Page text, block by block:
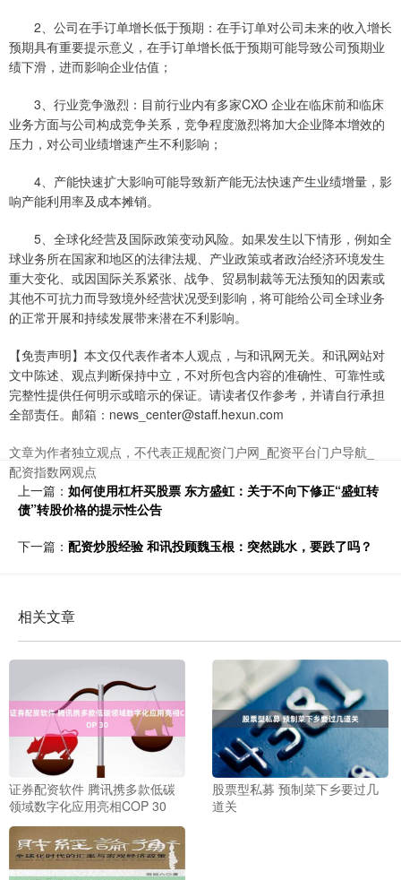
2、公司在手订单增长低于预期：在手订单对公司未来的收入增长
预期具有重要提示意义，在手订单增长低于预期可能导致公司预期业
绩下滑，进而影响企业估值；
3、行业竞争激烈：目前行业内有多家CXO 企业在临床前和临床
业务方面与公司构成竞争关系，竞争程度激烈将加大企业降本增效的
压力，对公司业绩增速产生不利影响；
4、产能快速扩大影响可能导致新产能无法快速产生业绩增量，影
响产能利用率及成本摊销。
5、全球化经营及国际政策变动风险。如果发生以下情形，例如全
球业务所在国家和地区的法律法规、产业政策或者政治经济环境发生
重大变化、或因国际关系紧张、战争、贸易制裁等无法预知的因素或
其他不可抗力而导致境外经营状况受到影响，将可能给公司全球业务
的正常开展和持续发展带来潜在不利影响。
【免责声明】本文仅代表作者本人观点，与和讯网无关。和讯网站对
文中陈述、观点判断保持中立，不对所包含内容的准确性、可靠性或
完整性提供任何明示或暗示的保证。请读者仅作参考，并请自行承担
全部责任。邮箱：news_center@staff.hexun.com
文章为作者独立观点，不代表正规配资门户网_配资平台门户导航_
配资指数网观点
上一篇： 如何使用杠杆买股票 东方盛虹：关于不向下修正“盛虹转
债”转股价格的提示性公告
下一篇： 配资炒股经验 和讯投顾魏玉根：突然跳水，要跌了吗？
相关文章
证券配资软件 腾讯携多款低碳
领域数字化应用亮相COP 30
股票型私募 预制菜下乡要过几
道关